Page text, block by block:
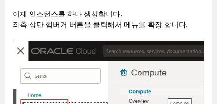
이제 인스턴스를 하나 생성합니다.
좌측 상단 햄버거 버튼을 클릭해서 메뉴를 확장 합니다.